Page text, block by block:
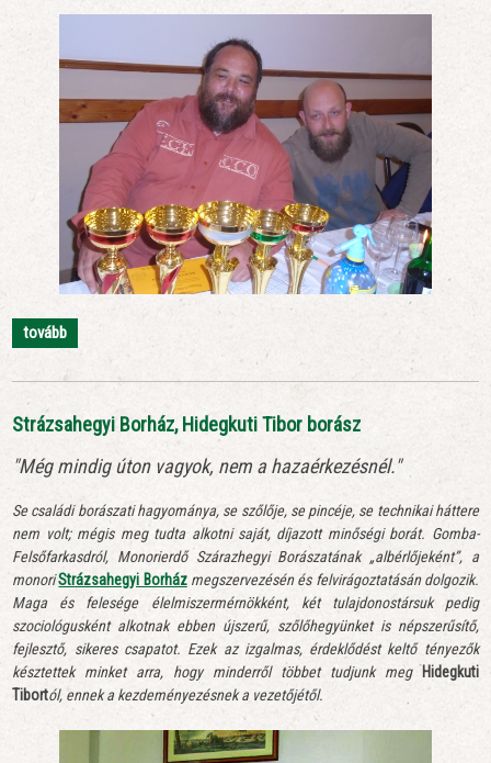
tovább
Strázsahegyi Borház, Hidegkuti Tibor borász
"Még mindig úton vagyok, nem a hazaérkezésnél."
Se családi borászati hagyománya, se szőlője, se pincéje, se technikai háttere
nem volt; mégis meg tudta alkotni saját, díjazott minőségi borát. Gomba-
Felsőfarkasdról, Monorierdő Szárazhegyi Borászatának „albérlőjeként”, a
monoriStrázsahegyi Borházmegszervezésén és felvirágoztatásán dolgozik.
Maga és felesége élelmiszermérnökként, két tulajdonostársuk pedig
szociológusként alkotnak ebben újszerű, szőlőhegyünket is népszerűsítő,
fejlesztő, sikeres csapatot. Ezek az izgalmas, érdeklődést keltő tényezők
késztettek minket arra, hogy minderről többet tudjunk megHidegkuti
Tibortól, ennek a kezdeményezésnek a vezetőjétől.